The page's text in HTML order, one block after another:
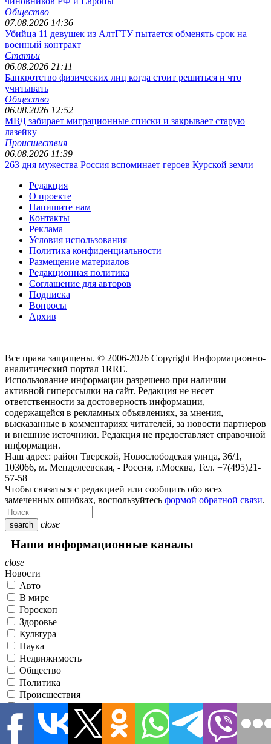
Общество
07.08.2026 14:36
Убийца 11 девушек из АлтГТУ пытается обменять срок на
военный контракт
Статьи
06.08.2026 21:11
Банкротство физических лиц когда стоит решиться и что
учитывать
Общество
06.08.2026 12:52
МВД забирает миграционные списки и закрывает старую
лазейку
Происшествия
06.08.2026 11:39
263 дня мужества Россия вспоминает героев Курской земли
Редакция
О проекте
Напишите нам
Контакты
Реклама
Условия использования
Политика конфиденциальности
Размещение материалов
Редакционная политика
Соглашение для авторов
Подписка
Вопросы
Архив
Все права защищены. © 2006-2026 Copyright Информационно-
аналитический портал 1RRE.
Использование информации разрешено при наличии
активной гиперссылки на сайт. Редакция не несет
ответственности за достоверность информации,
содержащейся в рекламных объявлениях, за мнения,
высказанные в комментариях читателей, за новости партнеров
и внешние источники. Редакция не предоставляет справочной
информации.
Наш адрес: район Тверской, Новослободская улица, 36/1 ,
103066, м. Менделеевская, - Россия, г.Москва, Тел. +7(495)21-
57-58
Чтобы связаться с редакцией или сообщить обо всех
замеченных ошибках, воспользуйтесь формой обратной связи.
search close
Наши информационные каналы
close
Новости
Авто
В мире
Гороскоп
Здоровье
Культура
Наука
Недвижимость
Общество
Политика
Происшествия
Спорт
Статьи